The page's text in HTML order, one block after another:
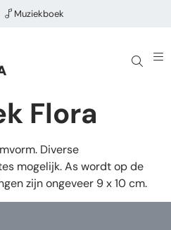
Muziekboek
Flora
Diverse
mogelijk. As wordt op de
zijn ongeveer 9 x 10 cm.